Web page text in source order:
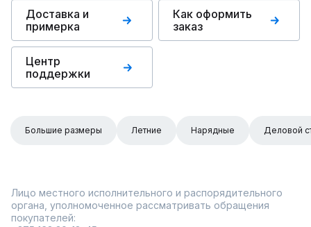
Доставка и
примерка
Как оформить
заказ
Центр
поддержки
Большие размеры Летние Нарядные Деловой
Лицо местного исполнительного и распорядительного
органа, уполномоченное рассматривать обращения
покупателей: